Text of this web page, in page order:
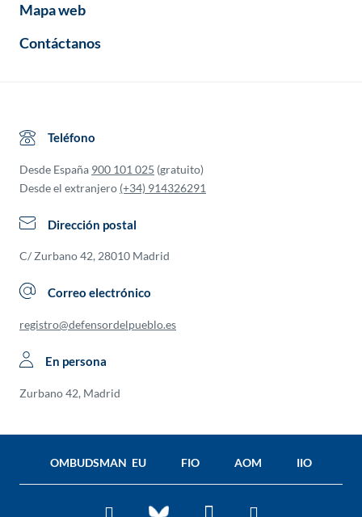
Mapa web
Contáctanos
Teléfono
Desde España 900 101 025 (gratuito)
Desde el extranjero (+34) 914326291
Dirección postal
C/ Zurbano 42, 28010 Madrid
Correo electrónico
registro@defensordelpueblo.es
En persona
Zurbano 42, Madrid
OMBUDSMAN EU FIO AOM IIO
Twitter BlueSkyFacebookYou